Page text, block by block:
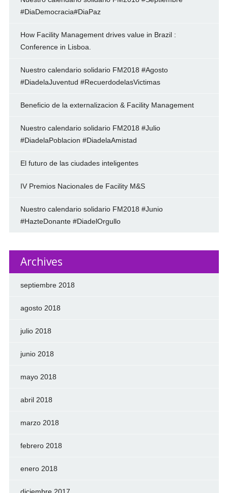
#DiaDemocracia#DiaPaz
How Facility Management drives value in Brazil :
Conference in Lisboa.
Nuestro calendario solidario FM2018 #Agosto
#DiadelaJuventud #RecuerdodelasVictimas
Beneficio de la externalizacion & Facility Management
Nuestro calendario solidario FM2018 #Julio
#DiadelaPoblacion #DiadelaAmistad
El futuro de las ciudades inteligentes
IV Premios Nacionales de Facility M&S
Nuestro calendario solidario FM2018 #Junio
#HazteDonante #DiadelOrgullo
Archives
septiembre 2018
agosto 2018
julio 2018
junio 2018
mayo 2018
abril 2018
marzo 2018
febrero 2018
enero 2018